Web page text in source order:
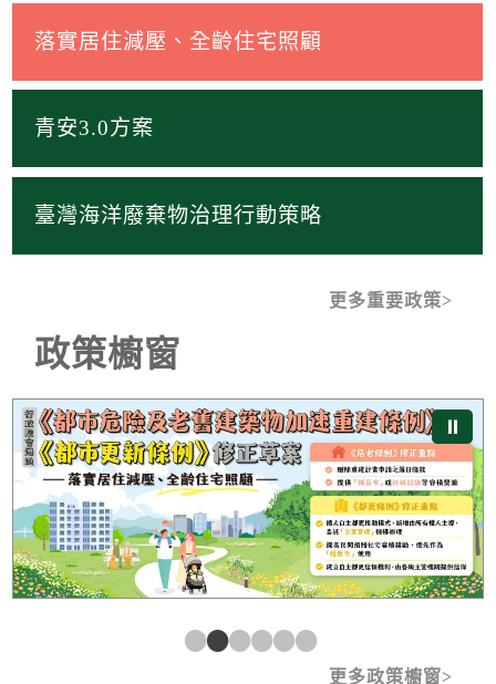
落實居住減壓、全齡住宅照顧
青安3.0方案
臺灣海洋廢棄物治理行動策略
更多重要政策
政策櫥窗
⏸
《都市危險及老舊建築物加速重建條例》及《都市更新條
更多政策櫥窗